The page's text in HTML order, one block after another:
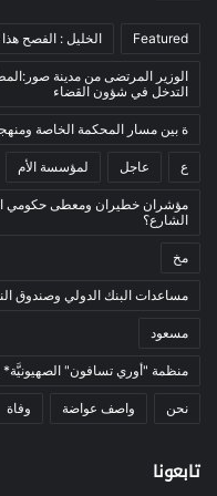
بيئة
ثقافة
أدب وشعر
بروفايل
تربية وتعليم
فلسفة
فنون
كتاب
Featured الخليل : الفصح
الوزير المرتضى من مدينة
التدخل في شؤون القضاء
ة بين مسار المحكمة الخاصة
ع عاجل لمؤسسة الأم
مؤشران خطيران ومعطى حكومي
الشارع؟
مخ
مساعدات البنك الدولي وصندوق
مسعود
منظمة "أوري تسافون"
نحن واصف عواضة وفاة
تابعونا